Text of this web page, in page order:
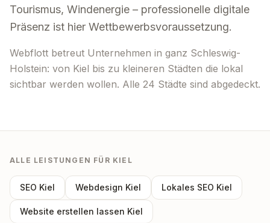
Kontakt
Tourismus, Windenergie – professionelle digitale
Präsenz ist hier Wettbewerbsvoraussetzung.
Webflott betreut Unternehmen in ganz Schleswig-
Holstein: von Kiel bis zu kleineren Städten die lokal
sichtbar werden wollen. Alle 24 Städte sind abgedeckt.
ALLE LEISTUNGEN FÜR KIEL
SEO Kiel Webdesign Kiel Lokales SEO Kiel
Website erstellen lassen Kiel